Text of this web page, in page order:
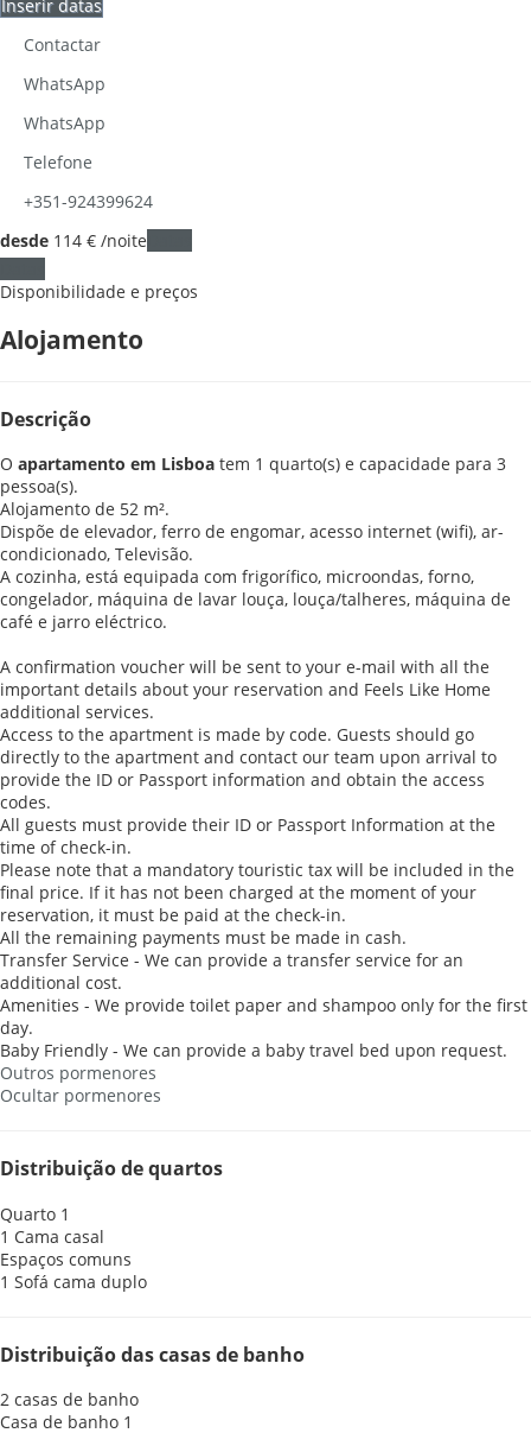
Inserir datas
Contactar
WhatsApp
WhatsApp
Telefone
+351-924399624
desde 114 € /noite
Disponibilidade e preços
Alojamento
Descrição
O apartamento em Lisboa tem 1 quarto(s) e capacidade para 3
pessoa(s).
Alojamento de 52 m².
Dispõe de elevador, ferro de engomar, acesso internet (wifi), ar-
condicionado, Televisão.
A cozinha, está equipada com frigorífico, microondas, forno,
congelador, máquina de lavar louça, louça/talheres, máquina de
café e jarro eléctrico.
A confirmation voucher will be sent to your e-mail with all the
important details about your reservation and Feels Like Home
additional services.
Access to the apartment is made by code. Guests should go
directly to the apartment and contact our team upon arrival to
provide the ID or Passport information and obtain the access
codes.
All guests must provide their ID or Passport Information at the
time of check-in.
Please note that a mandatory touristic tax will be included in the
final price. If it has not been charged at the moment of your
reservation, it must be paid at the check-in.
All the remaining payments must be made in cash.
Transfer Service - We can provide a transfer service for an
additional cost.
Amenities - We provide toilet paper and shampoo only for the first
day.
Baby Friendly - We can provide a baby travel bed upon request.
Outros pormenores
Ocultar pormenores
Distribuição de quartos
Quarto 1
1 Cama casal
Espaços comuns
1 Sofá cama duplo
Distribuição das casas de banho
2 casas de banho
Casa de banho 1